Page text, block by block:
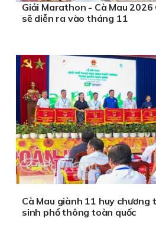
Giải Marathon - Cà Mau 2026
sẽ diễn ra vào tháng 11
Cà Mau giành 11 huy chương
sinh phổ thông toàn quốc